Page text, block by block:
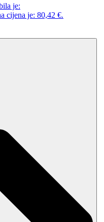
je:
cijena je: 80,42 €.